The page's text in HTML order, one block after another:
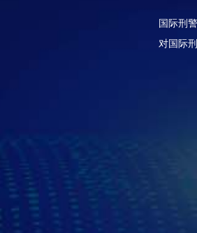
国际刑
对国际